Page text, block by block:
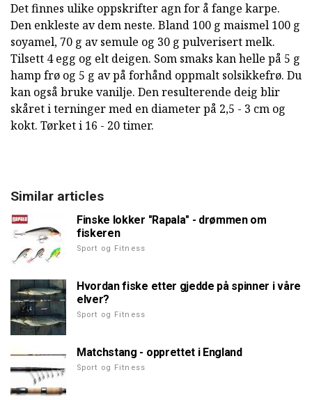
Det finnes ulike oppskrifter agn for å fange karpe.
Den enkleste av dem neste. Bland 100 g maismel 100 g
soyamel, 70 g av semule og 30 g pulverisert melk.
Tilsett 4 egg og elt deigen. Som smaks kan helle på 5 g
hamp frø og 5 g av på forhånd oppmalt solsikkefrø. Du
kan også bruke vanilje. Den resulterende deig blir
skåret i terninger med en diameter på 2,5 - 3 cm og
kokt. Tørket i 16 - 20 timer.
Similar articles
Finske lokker "Rapala" - drømmen om
fiskeren
Sport og Fitness
Hvordan fiske etter gjedde på spinner i våre
elver?
Sport og Fitness
Matchstang - opprettet i England
Sport og Fitness